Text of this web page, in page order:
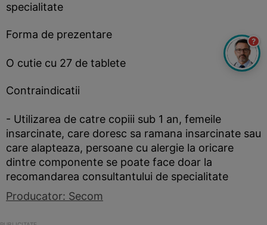
specialitate
Forma de prezentare
O cutie cu 27 de tablete
Contraindicatii
- Utilizarea de catre copiii sub 1 an, femeile
insarcinate, care doresc sa ramana insarcinate sau
care alapteaza, persoane cu alergie la oricare
dintre componente se poate face doar la
recomandarea consultantului de specialitate
Producator: Secom
?